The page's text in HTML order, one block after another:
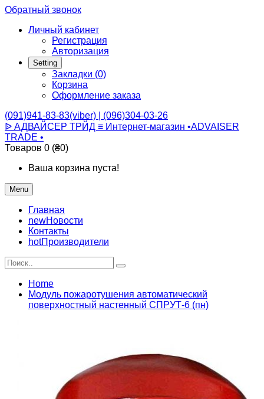
Обратный звонок
Личный кабинет
Регистрация
Авторизация
Setting
Закладки (0)
Корзина
Оформление заказа
(091)941-83-83(viber) | (096)304-03-26
ᐉ АДВАЙСЕР ТРЙД ≡ Интернет-магазин •ADVAISER
TRADE •
Товаров 0 (₴0)
Ваша корзина пуста!
Menu
Главная
newНовости
Контакты
hotПроизводители
Home
Модуль пожаротушения автоматический
поверхностный настенный СПРУТ-6 (пн)